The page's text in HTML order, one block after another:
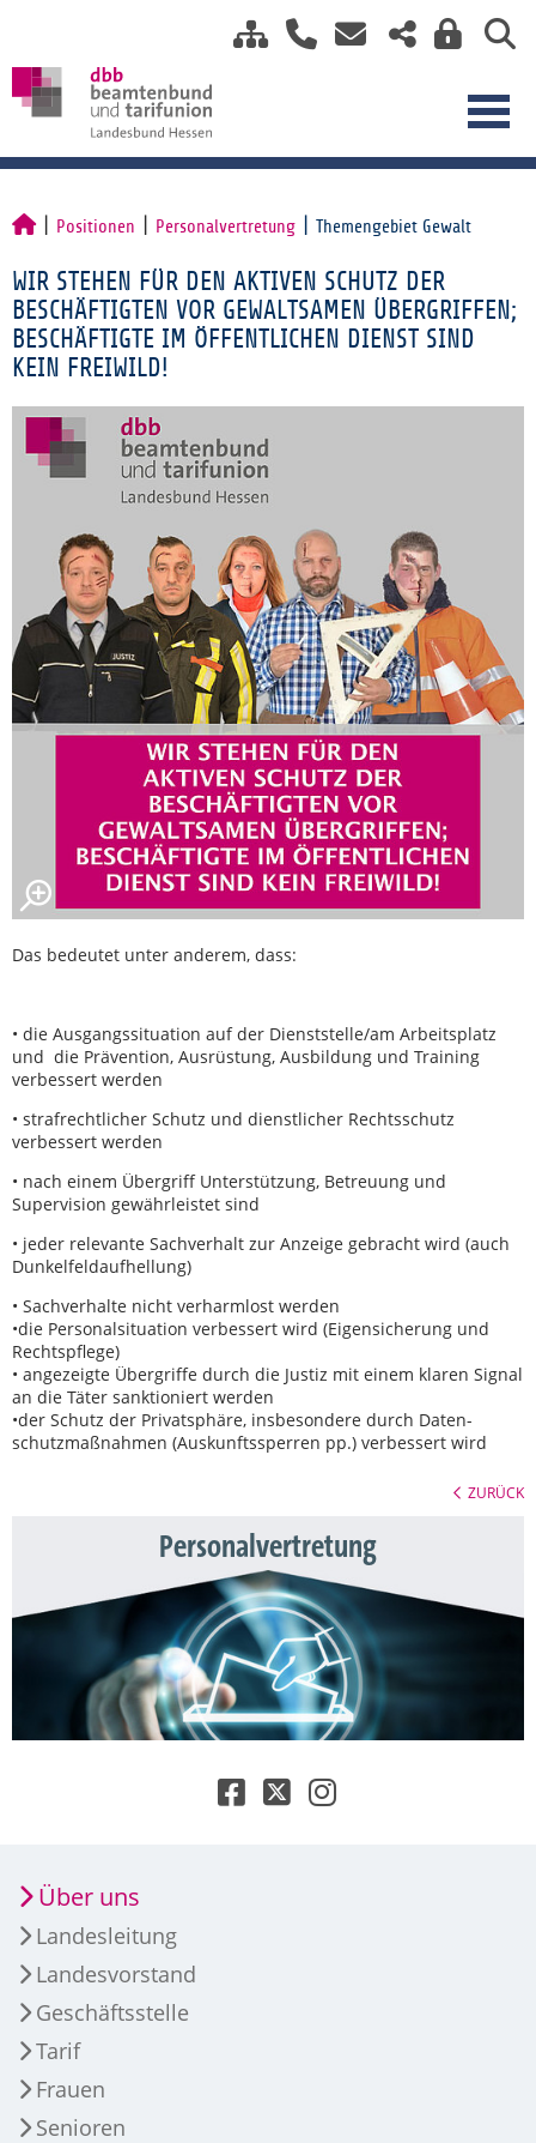
Positionen Personalvertretung Themengebiet Gewalt
WIR STEHEN FÜR DEN AKTIVEN SCHUTZ DER
BESCHÄFTIGTEN VOR GEWALTSAMEN ÜBERGRIFFEN;
BESCHÄFTIGTE IM ÖFFENTLICHEN DIENST SIND
KEIN FREIWILD!
Das bedeutet unter anderem, dass:
• die Ausgangssituation auf der Dienststelle/am Arbeitsplatz
und die Prävention, Ausrüstung, Ausbildung und Training
verbessert werden
• strafrechtlicher Schutz und dienstlicher Rechtsschutz
verbessert werden
• nach einem Übergriff Unterstützung, Betreuung und
Supervision gewährleistet sind
• jeder relevante Sachverhalt zur Anzeige gebracht wird (auch
Dunkelfeldaufhellung)
• Sachverhalte nicht verharmlost werden
•die Personalsituation verbessert wird (Eigensicherung und
Rechtspflege)
• angezeigte Übergriffe durch die Justiz mit einem klaren Signal
an die Täter sanktioniert werden
•der Schutz der Privatsphäre, insbesondere durch Daten-
schutzmaßnahmen (Auskunftssperren pp.) verbessert wird
ZURÜCK
Personalvertretung
Über uns
Landesleitung
Landesvorstand
Geschäftsstelle
Tarif
Frauen
Senioren